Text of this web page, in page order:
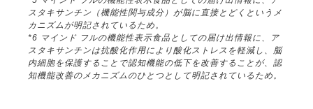
スタキサンチン（機能性関与成分）が脳に直接とどくというメ
カニズムが明記されているため。
*6 マインド フルの機能性表示食品としての届け出情報に、ア
スタキサンチンは抗酸化作用により酸化ストレスを軽減し、脳
内細胞を保護することで認知機能の低下を改善することが、認
知機能改善のメカニズムのひとつとして明記されているため。